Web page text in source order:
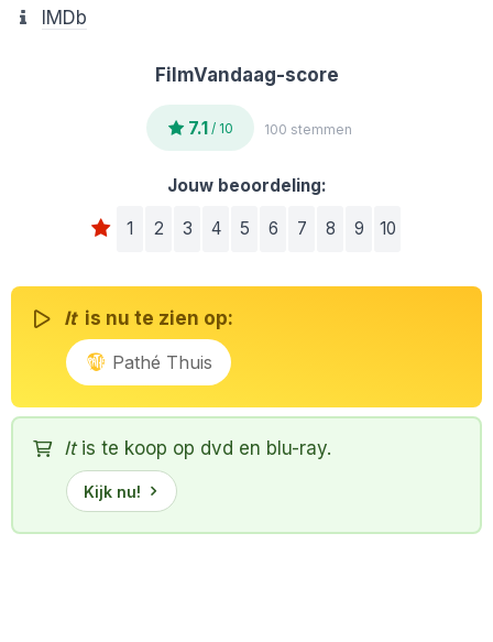
IMDb
FilmVandaag-score
7.1 / 10 100 stemmen
Jouw beoordeling:
1 2 3 4 5 6 7 8 9 10
It is nu te zien op:
Pathé Thuis
Itis te koop op dvd en blu-ray.
Kijk nu!